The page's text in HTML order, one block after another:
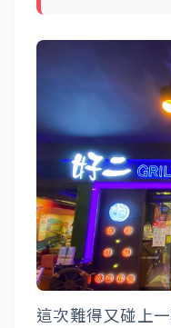
這次難得又碰上